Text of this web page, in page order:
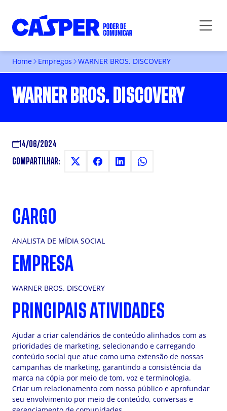
Home Empregos WARNER BROS. DISCOVERY
WARNER BROS. DISCOVERY
14/06/2024
COMPARTILHAR:
CARGO
ANALISTA DE MÍDIA SOCIAL
EMPRESA
WARNER BROS. DISCOVERY
PRINCIPAIS ATIVIDADES
Ajudar a criar calendários de conteúdo alinhados com as
prioridades de marketing, selecionando e carregando
conteúdo social que atue como uma extensão de nossas
campanhas de marketing, garantindo a consistência da
marca na cópia por meio de tom, voz e terminologia.
Criar um relacionamento com nosso público e aprofundar
seu envolvimento por meio de conteúdo, conversas e